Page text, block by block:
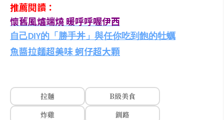
推薦閱讀：
懷舊風爐端燒 暖呼呼喔伊西
自己DIY的「勝手丼」與任你吃到飽的牡蠣
魚醬拉麵超美味 蚵仔超大顆
拉麵
B級美食
炸雞
釧路